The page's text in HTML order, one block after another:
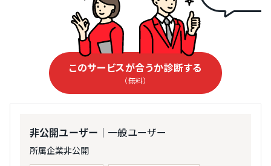
このサービスが合うか診断する
（無料）
非公開ユーザー ｜一般ユーザー
所属企業非公開